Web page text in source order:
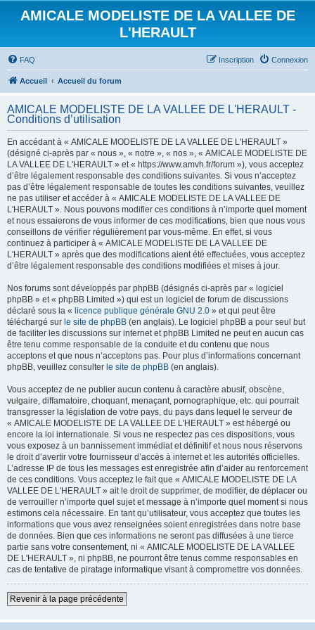
AMICALE MODELISTE DE LA VALLEE DE
L'HERAULT
FAQ Connexion
Inscription
Accueil Accueil du forum
AMICALE MODELISTE DE LA VALLEE DE L'HERAULT -
Conditions d’utilisation
En accédant à « AMICALE MODELISTE DE LA VALLEE DE L'HERAULT »
(désigné ci-après par « nous », « notre », « nos », « AMICALE MODELISTE DE
LA VALLEE DE L'HERAULT » et « https://www.amvh.fr/forum »), vous acceptez
d’être légalement responsable des conditions suivantes. Si vous n’acceptez
pas d’être légalement responsable de toutes les conditions suivantes, veuillez
ne pas utiliser et accéder à « AMICALE MODELISTE DE LA VALLEE DE
L'HERAULT ». Nous pouvons modifier ces conditions à n’importe quel moment
et nous essaierons de vous informer de ces modifications, bien que nous vous
conseillons de vérifier régulièrement par vous-même. En effet, si vous
continuez à participer à « AMICALE MODELISTE DE LA VALLEE DE
L'HERAULT » après que des modifications aient été effectuées, vous acceptez
d’être légalement responsable des conditions modifiées et mises à jour.
Nos forums sont développés par phpBB (désignés ci-après par « logiciel
phpBB » et « phpBB Limited ») qui est un logiciel de forum de discussions
déclaré sous la « licence publique générale GNU 2.0 » et qui peut être
téléchargé sur le site de phpBB (en anglais). Le logiciel phpBB a pour seul but
de faciliter les discussions sur internet et phpBB Limited ne peut en aucun cas
être tenu comme responsable de la conduite et du contenu que nous
acceptons et que nous n’acceptons pas. Pour plus d’informations concernant
phpBB, veuillez consulter le site de phpBB (en anglais).
Vous acceptez de ne publier aucun contenu à caractère abusif, obscène,
vulgaire, diffamatoire, choquant, menaçant, pornographique, etc. qui pourrait
transgresser la législation de votre pays, du pays dans lequel le serveur de
« AMICALE MODELISTE DE LA VALLEE DE L'HERAULT » est hébergé ou
encore la loi internationale. Si vous ne respectez pas ces dispositions, vous
vous exposez à un bannissement immédiat et définitif et nous nous réservons
le droit d’avertir votre fournisseur d’accès à internet et les autorités officielles.
L’adresse IP de tous les messages est enregistrée afin d’aider au renforcement
de ces conditions. Vous acceptez le fait que « AMICALE MODELISTE DE LA
VALLEE DE L'HERAULT » ait le droit de supprimer, de modifier, de déplacer ou
de verrouiller n’importe quel sujet et message à n’importe quel moment si nous
estimons cela nécessaire. En tant qu’utilisateur, vous acceptez que toutes les
informations que vous avez renseignées soient enregistrées dans notre base
de données. Bien que ces informations ne seront pas diffusées à une tierce
partie sans votre consentement, ni « AMICALE MODELISTE DE LA VALLEE
DE L'HERAULT », ni phpBB, ne pourront être tenus comme responsables en
cas de tentative de piratage informatique visant à compromettre vos données.
Revenir à la page précédente